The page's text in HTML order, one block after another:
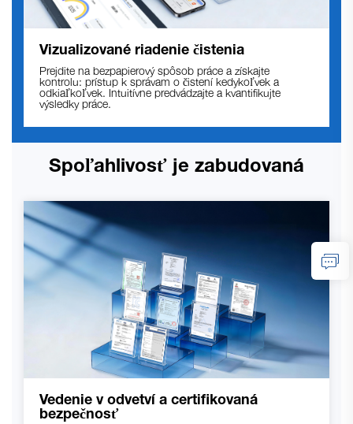
Vizualizované riadenie čistenia
Prejdite na bezpapierový spôsob práce a získajte
kontrolu: prístup k správam o čistení kedykoľvek a
odkiaľkoľvek. Intuitívne predvádzajte a kvantifikujte
výsledky práce.
Spoľahlivosť je zabudovaná
Vedenie v odvetví a certifikovaná
bezpečnosť